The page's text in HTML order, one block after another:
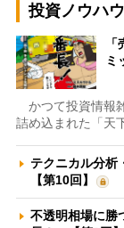
投資ノウハ
ミ
かつて投資情報
詰め込まれた「天
テクニカル分析
【第10回】
不透明相場に